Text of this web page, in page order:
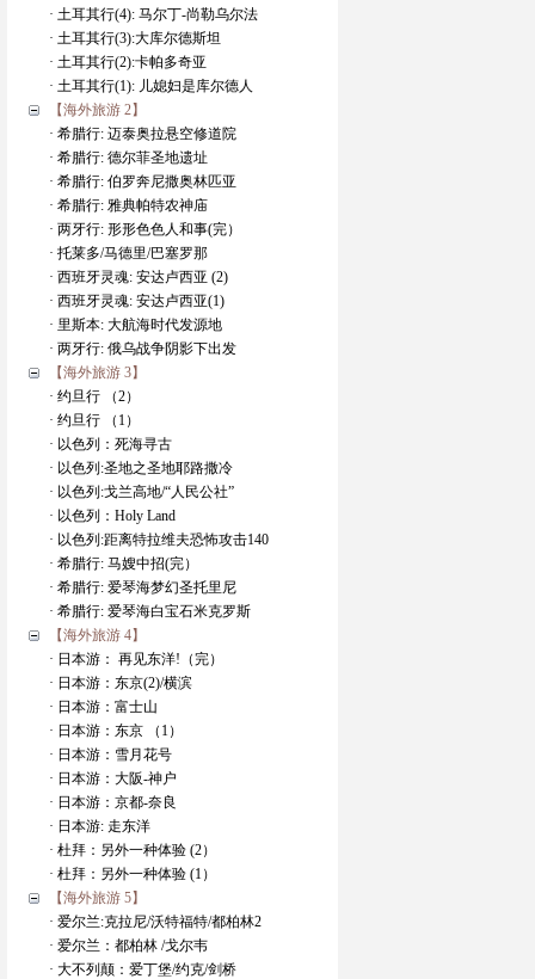
· 土耳其行(4): 马尔丁-尚勒乌尔法
· 土耳其行(3):大库尔德斯坦
· 土耳其行(2):卡帕多奇亚
· 土耳其行(1): 儿媳妇是库尔德人
【海外旅游 2】
· 希腊行: 迈泰奥拉悬空修道院
· 希腊行: 德尔菲圣地遗址
· 希腊行: 伯罗奔尼撒奥林匹亚
· 希腊行: 雅典帕特农神庙
· 两牙行: 形形色色人和事(完）
· 托莱多/马德里/巴塞罗那
· 西班牙灵魂: 安达卢西亚 (2)
· 西班牙灵魂: 安达卢西亚(1)
· 里斯本: 大航海时代发源地
· 两牙行: 俄乌战争阴影下出发
【海外旅游 3】
· 约旦行 （2）
· 约旦行 （1）
· 以色列：死海寻古
· 以色列:圣地之圣地耶路撒冷
· 以色列:戈兰高地/“人民公社”
· 以色列：Holy Land
· 以色列:距离特拉维夫恐怖攻击140
· 希腊行: 马嫂中招(完）
· 希腊行: 爱琴海梦幻圣托里尼
· 希腊行: 爱琴海白宝石米克罗斯
【海外旅游 4】
· 日本游： 再见东洋!（完）
· 日本游：东京(2)/横滨
· 日本游：富士山
· 日本游：东京 （1）
· 日本游：雪月花号
· 日本游：大阪-神户
· 日本游：京都-奈良
· 日本游: 走东洋
· 杜拜：另外一种体验 (2）
· 杜拜：另外一种体验 (1）
【海外旅游 5】
· 爱尔兰:克拉尼/沃特福特/都柏林2
· 爱尔兰：都柏林 /戈尔韦
· 大不列颠：爱丁堡/约克/剑桥